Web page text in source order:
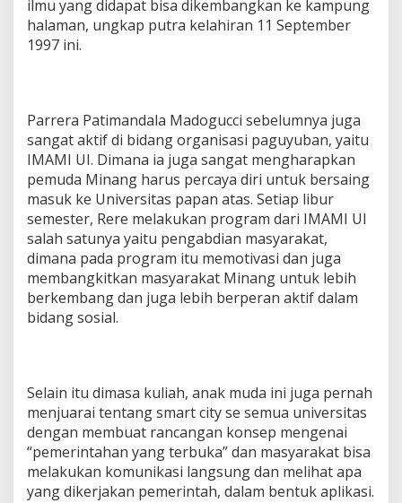
ilmu yang didapat bisa dikembangkan ke kampung
halaman, ungkap putra kelahiran 11 September
1997 ini.
Parrera Patimandala Madogucci sebelumnya juga
sangat aktif di bidang organisasi paguyuban, yaitu
IMAMI UI. Dimana ia juga sangat mengharapkan
pemuda Minang harus percaya diri untuk bersaing
masuk ke Universitas papan atas. Setiap libur
semester, Rere melakukan program dari IMAMI UI
salah satunya yaitu pengabdian masyarakat,
dimana pada program itu memotivasi dan juga
membangkitkan masyarakat Minang untuk lebih
berkembang dan juga lebih berperan aktif dalam
bidang sosial.
Selain itu dimasa kuliah, anak muda ini juga pernah
menjuarai tentang smart city se semua universitas
dengan membuat rancangan konsep mengenai
“pemerintahan yang terbuka” dan masyarakat bisa
melakukan komunikasi langsung dan melihat apa
yang dikerjakan pemerintah, dalam bentuk aplikasi.